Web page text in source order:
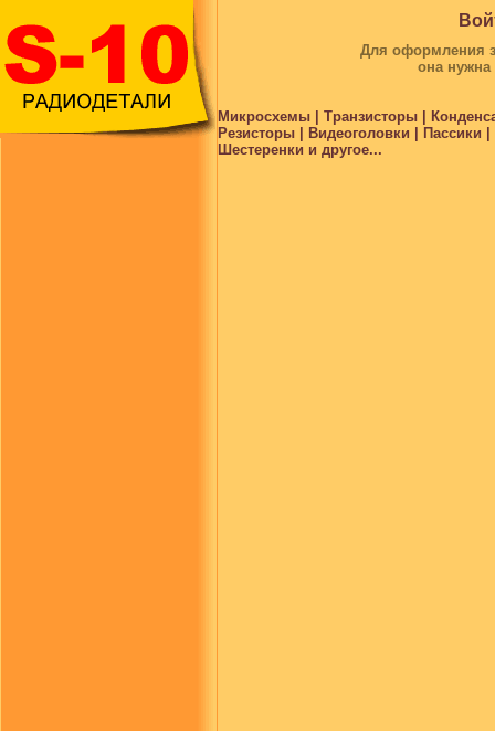
Для оформления
она
Микросхемы | Транзисторы |
Резисторы | Видеоголовки |
Шестеренки и другое...